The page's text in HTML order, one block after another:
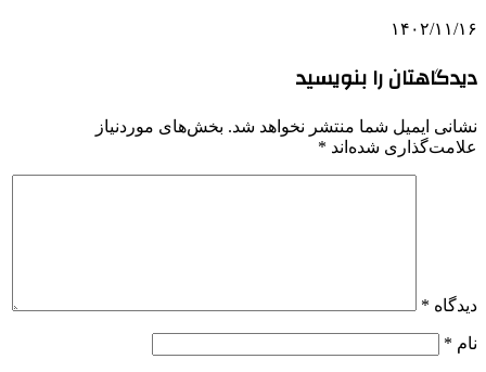
۱۴۰۲/۱۱/۱۶
دیدگاهتان را بنویسید
نشانی ایمیل شما منتشر نخواهد شد. بخش‌های موردنیاز
علامت‌گذاری شده‌اند *
دیدگاه *
نام *